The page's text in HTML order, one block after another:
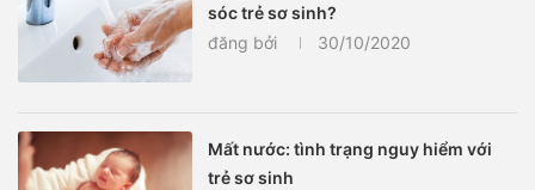
sóc trẻ sơ sinh?
đăng bởi
30/10/2020
Mất nước: tình trạng nguy hiểm với
trẻ sơ sinh